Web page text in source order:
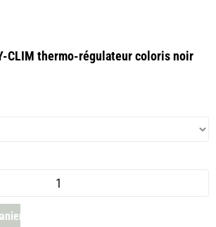
CLIM thermo-régulateur coloris noir